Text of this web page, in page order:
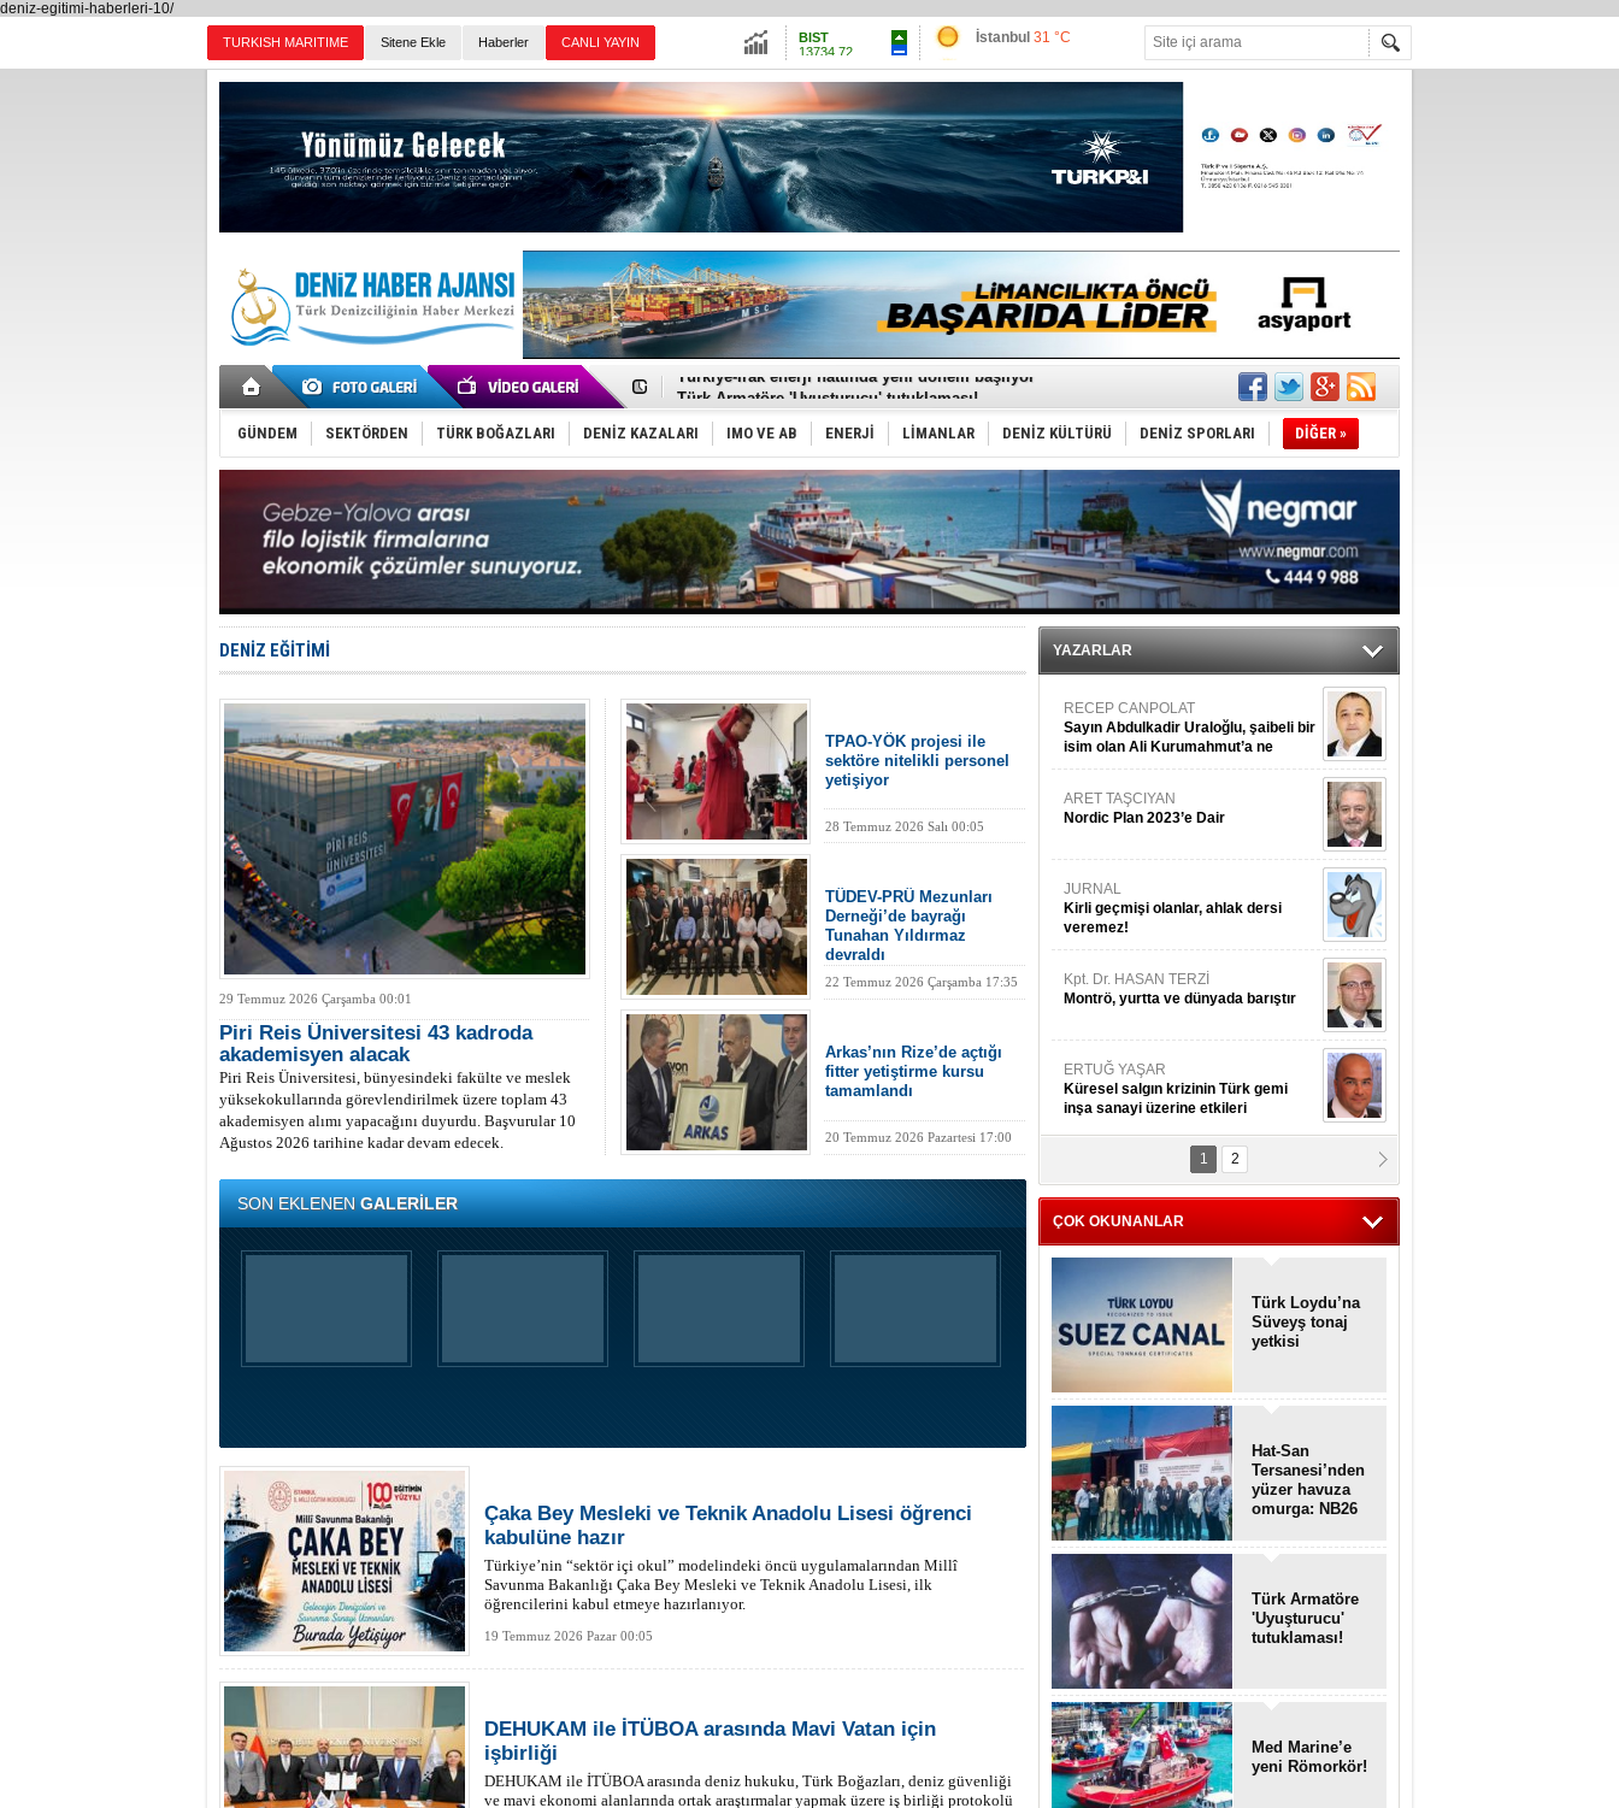
deniz-egitimi-haberleri-10/
Sitene Ekle Haberler
13734.72
Altın
Euro55.0523
Ankara32 °C
Antalya32 °C
Muğla 32 °C
Çanakkale 34 °C
PROYAD, yat mürettebatı için yurt dışı harcı için düzenleme istiyor
Türk Armatöre 'Uyuşturucu' tutuklaması!
Deniz turizminde yeni ‘Ceza Rejimi’!
DÖDER, 28. Dönem Yönetim Kurulu Başkanını seçti!
Fairline, Türkiye’de ‘SoleMarin’i seçti
Baltık Denizi'nde tarih yazıldı!
Runit kubbesi okyanusun derinliklerinde halkı tehdit ediyor
Limana dadandılar, 10 tekneyi soydular!
Türk Loydu’na Süveyş tonaj yetkisi
Hüseyin Mengi: “Yapay Zekâ, Ustanın yerini alamaz”
Hat-San Tersanesi’nden yüzer havuza omurga: NB26
Med Marine’e yeni Römorkör!
KOSDER’den Karadeniz için ‘Çağrı’!
GÜNDEM SEKTÖRDEN TÜRK BOĞAZLARI DENİZ KAZALARI IMO VE AB ENERJİ LİMANLAR DENİZ KÜLTÜRÜ DENİZ SPORLARI DİĞER »
DENİZ EĞİTİMİ
29 Temmuz 2026 Çarşamba 00:01
Piri Reis Üniversitesi 43 kadroda
akademisyen alacak
Piri Reis Üniversitesi, bünyesindeki fakülte ve meslek
yüksekokullarında görevlendirilmek üzere toplam 43
akademisyen alımı yapacağını duyurdu. Başvurular 10
Ağustos 2026 tarihine kadar devam edecek.
TPAO-YÖK projesi ile
sektöre nitelikli personel
yetişiyor
28 Temmuz 2026 Salı 00:05
TÜDEV-PRÜ Mezunları
Derneği’de bayrağı
Tunahan Yıldırmaz
devraldı
22 Temmuz 2026 Çarşamba 17:35
Arkas’nın Rize’de açtığı
fitter yetiştirme kursu
tamamlandı
20 Temmuz 2026 Pazartesi 17:00
SON EKLENENGALERİLER
Çaka Bey Mesleki ve Teknik Anadolu Lisesi öğrenci
kabulüne hazır
Türkiye’nin “sektör içi okul” modelindeki öncü uygulamalarından Millî
Savunma Bakanlığı Çaka Bey Mesleki ve Teknik Anadolu Lisesi, ilk
öğrencilerini kabul etmeye hazırlanıyor.
19 Temmuz 2026 Pazar 00:05
DEHUKAM ile İTÜBOA arasında Mavi Vatan için
işbirliği
DEHUKAM ile İTÜBOA arasında deniz hukuku, Türk Boğazları, deniz güvenliği
ve mavi ekonomi alanlarında ortak araştırmalar yapmak üzere iş birliği protokolü
YAZARLAR
RECEP CANPOLAT
Sayın Abdulkadir Uraloğlu, şaibeli bir
isim olan Ali Kurumahmut’a ne
danışıyorsunuz?
ARET TAŞCIYAN
Nordic Plan 2023’e Dair
JURNAL
Kirli geçmişi olanlar, ahlak dersi
veremez!
Kpt. Dr. HASAN TERZİ
Montrö, yurtta ve dünyada barıştır
ERTUĞ YAŞAR
Küresel salgın krizinin Türk gemi
inşa sanayi üzerine etkileri
Kpt. MESUT AZMİ GÖKSOY
ithafen...
1 2
ÇOK OKUNANLAR
Türk Loydu’na
Süveyş tonaj
yetkisi
Hat-San
Tersanesi’nden
yüzer havuza
omurga: NB26
Türk Armatöre
'Uyuşturucu'
tutuklaması!
Med Marine’e
yeni Römorkör!